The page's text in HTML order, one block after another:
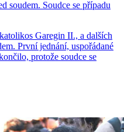
soudem. Soudce se případu
Garegin II., a dalších
První jednání, uspořádané
protože soudce se